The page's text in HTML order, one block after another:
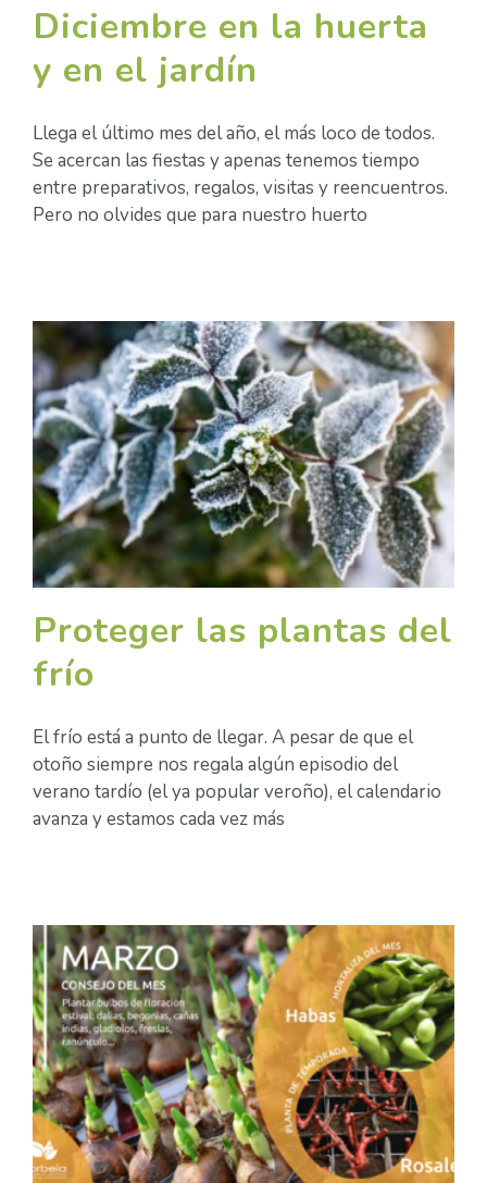
Diciembre en la huerta
y en el jardín
Llega el último mes del año, el más loco de todos.
Se acercan las fiestas y apenas tenemos tiempo
entre preparativos, regalos, visitas y reencuentros.
Pero no olvides que para nuestro huerto
Proteger las plantas del
frío
El frío está a punto de llegar. A pesar de que el
otoño siempre nos regala algún episodio del
verano tardío (el ya popular veroño), el calendario
avanza y estamos cada vez más